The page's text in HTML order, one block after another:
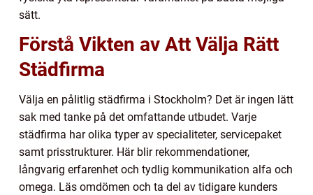
sätt.
Förstå Vikten av Att Välja Rätt
Städfirma
Välja en pålitlig städfirma i Stockholm? Det är ingen lätt
sak med tanke på det omfattande utbudet. Varje
städfirma har olika typer av specialiteter, servicepaket
samt prisstrukturer. Här blir rekommendationer,
långvarig erfarenhet och tydlig kommunikation alfa och
omega. Läs omdömen och ta del av tidigare kunders